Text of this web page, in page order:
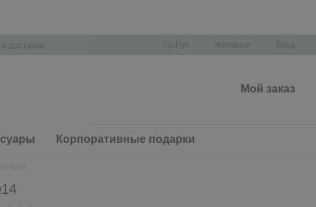
доставка
Рус Желания Вход
Мой заказ
Корпоративные подарки